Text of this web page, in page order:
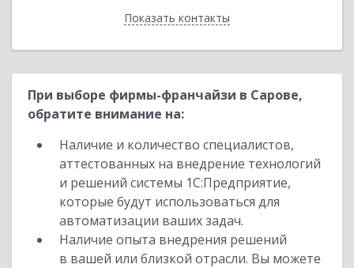
Показать контакты
Назад
При выборе фирмы-франчайзи в Сарове,
обратите внимание на:
Наличие и количество специалистов,
аттестованных на внедрение технологий
и решений системы 1С:Предприятие,
которые будут использоваться для
автоматизации ваших задач.
Наличие опыта внедрения решений
в вашей или близкой отрасли. Вы можете